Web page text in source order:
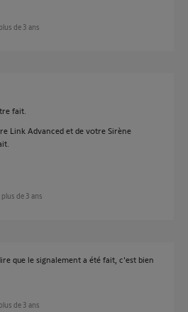
de 3 ans
fait.
Link Advanced et de votre Sirène
plus de 3 ans
que le signalement a été fait, c'est bien
de 3 ans